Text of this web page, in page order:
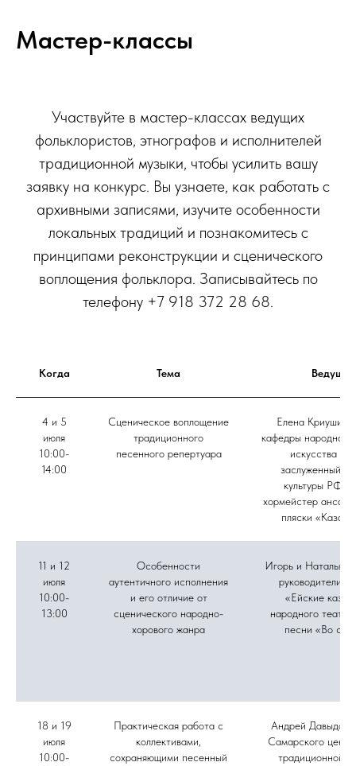
Мастер-классы
Участвуйте в мастер-классах ведущих
фольклористов, этнографов и исполнителей
традиционной музыки, чтобы усилить вашу
заявку на конкурс. Вы узнаете, как работать с
архивными записями, изучите особенности
локальных традиций и познакомитесь с
принципами реконструкции и сценического
воплощения фольклора. Записывайтесь по
телефону +7 918 372 28 68.
Когда Тема Ведущие
4 и 5
июля
10:00-
14:00
Сценическое воплощение
традиционного
песенного репертуара
Елена
кафедры народного
искусства
заслуженный
культуры РФ,
хормейстер
пляски
11 и 12
июля
10:00-
13:00
Особенности
аутентичного исполнения
и его отличие от
сценического народно-
хорового жанра
Игорь и Наталья
руководители
«Ейские
народного театра
песни «Во
18 и 19
июля
10:00-
Практическая работа с
коллективами,
сохраняющими песенный
Андрей Давыдов,
Самарского
традиционной